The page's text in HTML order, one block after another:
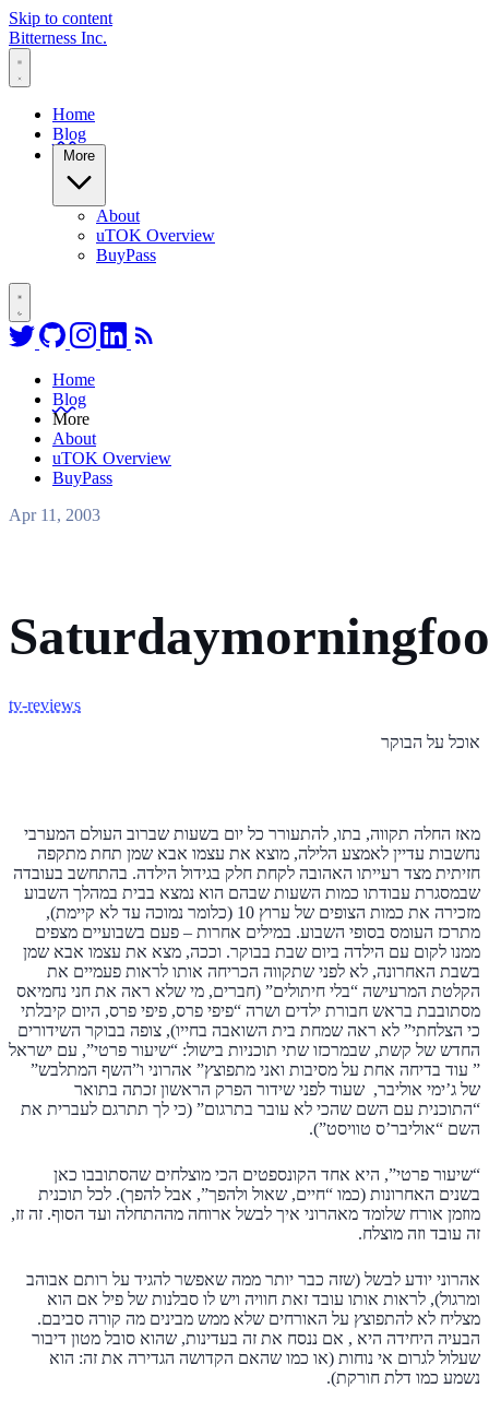
Skip to content
Bitterness Inc.
Home
Blog
About
uTOK Overview
BuyPass
Follow on Twitter
Go to GitHub profile
Follow on Instagram
Connect on LinkedIn
RSS Feed
Home
Blog
More
About
uTOK Overview
BuyPass
Apr 11, 2003
tv-reviews
אוכל על הבוקר
מאז החלה תקווה, בתו, להתעורר כל יום בשעות שברוב העולם המערבי
נחשבות עדיין לאמצע הלילה, מוצא את עצמו אבא שמן תחת מתקפה
חזיתית מצד רעייתו האהובה לקחת חלק בגידול הילדה. בהתחשב בעובדה
שבמסגרת עבודתו כמות השעות שבהם הוא נמצא בבית במהלך השבוע
מזכירה את כמות הצופים של ערוץ 10 (כלומר נמוכה עד לא קיימת),
מתרכז העומס בסופי השבוע. במילים אחרות – פעם בשבועיים מצפים
ממנו לקום עם הילדה ביום שבת בבוקר. וככה, מצא את עצמו אבא שמן
בשבת האחרונה, לא לפני שתקווה הכריחה אותו לראות פעמיים את
הקלטת המרעישה “בלי חיתולים” (חברים, מי שלא ראה את חני נחמיאס
מסתובבת בראש חבורת ילדים ושרה “פיפי פרס, פיפי פרס, היום קיבלתי
כי הצלחתי” לא ראה שמחת בית השואבה בחייו), צופה בבוקר השידורים
החדש של קשת, שבמרכזו שתי תוכניות בישול: “שיעור פרטי”, עם ישראל
” עוד בדיחה אחת על מסיבות ואני מתפוצץ” אהרוני ו”השף המתלבש”
של ג’ימי אוליבר, שעוד לפני שידור הפרק הראשון זכתה בתואר
“התוכנית עם השם שהכי לא עובר בתרגום” (כי לך תתרגם לעברית את
השם “אוליבר’ס טוויסט”).
“שיעור פרטי”, היא אחד הקונספטים הכי מוצלחים שהסתובבו כאן
בשנים האחרונות (כמו “חיים, שאול ולהפך”, אבל להפך). לכל תוכנית
מוזמן אורח שלומד מאהרוני איך לבשל ארוחה מההתחלה ועד הסוף. זה זז,
זה עובד וזה מוצלח.
אהרוני יודע לבשל (שזה כבר יותר ממה שאפשר להגיד על רותם אבוהב
ומרגול), לראות אותו עובד זאת חוויה ויש לו סבלנות של פיל אם הוא
מצליח לא להתפוצץ על האורחים שלא ממש מבינים מה קורה סביבם.
הבעיה היחידה היא , אם ננסח את זה בעדינות, שהוא סובל מטון דיבור
שעלול לגרום אי נוחות (או כמו שהאם הקדושה הגדירה את זה: הוא
נשמע כמו דלת חורקת).